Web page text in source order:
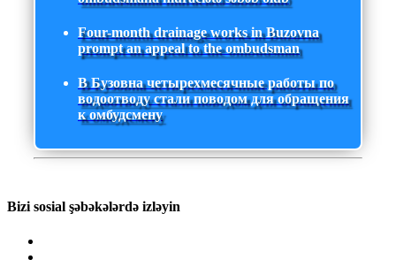
Four-month drainage works in Buzovna
prompt an appeal to the ombudsman
В Бузовна четырехмесячные работы по
водоотводу стали поводом для обращения
к омбудсмену
Bizi sosial şəbəkələrdə izləyin